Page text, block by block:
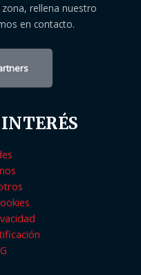
rellena nuestro
en contacto.